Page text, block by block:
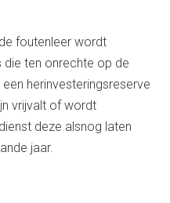
foutenleer wordt
ten onrechte op de
herinvesteringsreserve
vrijvalt of wordt
deze alsnog laten
jaar.